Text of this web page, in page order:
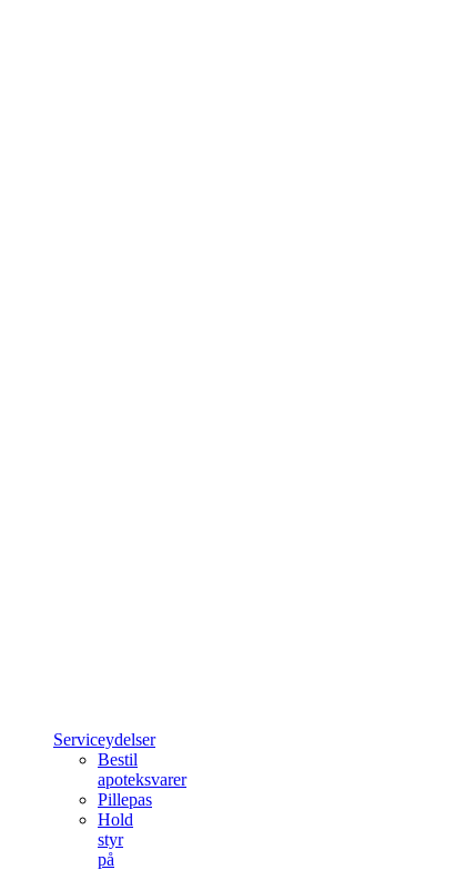
Serviceydelser
Bestil
apoteksvarer
Pillepas
Hold
styr
på